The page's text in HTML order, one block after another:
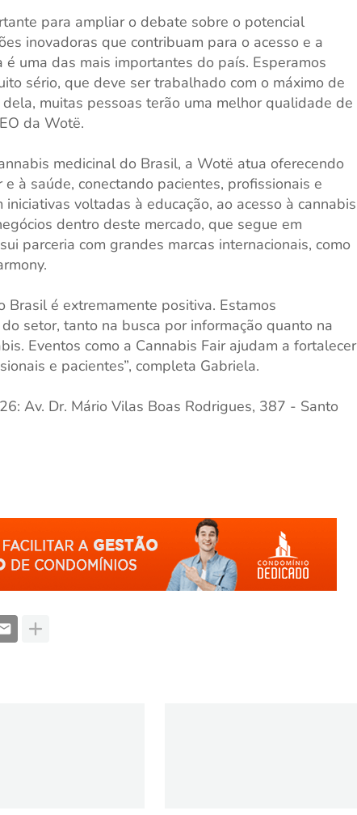
para ampliar o debate sobre o potencial
inovadoras que contribuam para o acesso e a
uma das mais importantes do país. Esperamos
sério, que deve ser trabalhado com o máximo de
muitas pessoas terão uma melhor qualidade de
da Wotë.
medicinal do Brasil, a Wotë atua oferecendo
à saúde, conectando pacientes, profissionais e
voltadas à educação, ao acesso à cannabis
dentro deste mercado, que segue em
parceria com grandes marcas internacionais, como
Brasil é extremamente positiva. Estamos
setor, tanto na busca por informação quanto na
Eventos como a Cannabis Fair ajudam a fortalecer
e pacientes”, completa Gabriela.
Av. Dr. Mário Vilas Boas Rodrigues, 387 - Santo